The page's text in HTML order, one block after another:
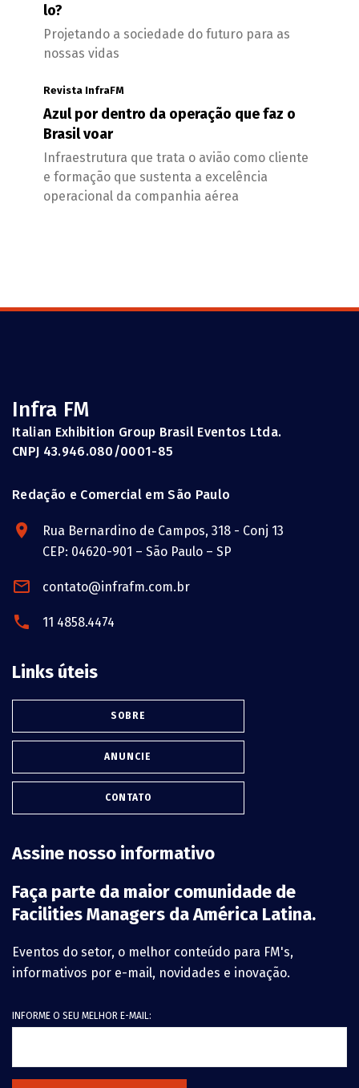
lo?
Projetando a sociedade do futuro para as
nossas vidas
Revista InfraFM
Azul por dentro da operação que faz o
Brasil voar
Infraestrutura que trata o avião como cliente
e formação que sustenta a excelência
operacional da companhia aérea
Infra FM
Italian Exhibition Group Brasil Eventos Ltda.
CNPJ 43.946.080/0001-85
Redação e Comercial em São Paulo
Rua Bernardino de Campos, 318 - Conj 13
CEP: 04620-901 – São Paulo – SP
contato@infrafm.com.br
11 4858.4474
Links úteis
SOBRE
ANUNCIE
CONTATO
Assine nosso informativo
Faça parte da maior comunidade de
Facilities Managers da América Latina.
Eventos do setor, o melhor conteúdo para FM's,
informativos por e-mail, novidades e inovação.
INFORME O SEU MELHOR E-MAIL: